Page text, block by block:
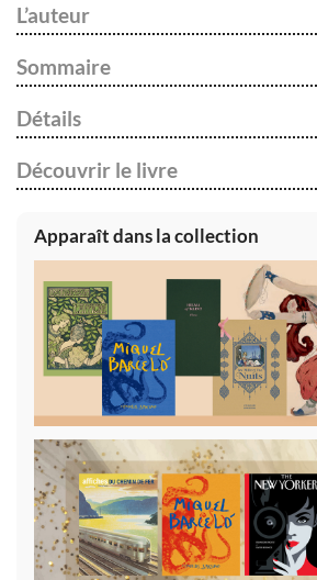
L’auteur
Sommaire
Détails
Découvrir le livre
Apparaît dans la collection